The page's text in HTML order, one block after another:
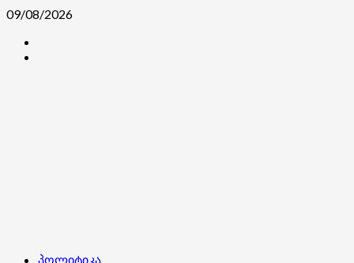
Skip
content
09/08/2026
Primaryპოლიტიკა